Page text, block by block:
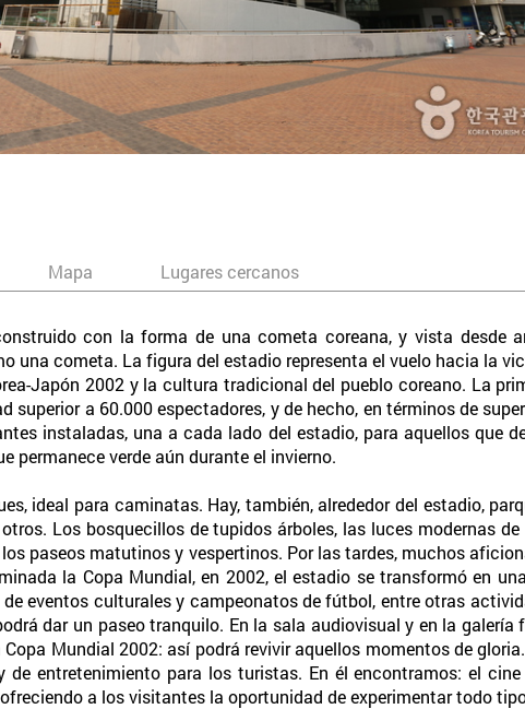
Mapa Lugares cercanos
con la forma de una cometa coreana, y vista desde
una cometa. La figura del estadio representa el vuelo hacia la
Japón 2002 y la cultura tradicional del pueblo coreano. La
superior a 60.000 espectadores, y de hecho, en términos de
instaladas, una a cada lado del estadio, para aquellos que
permanece verde aún durante el invierno.
ideal para caminatas. Hay, también, alrededor del estadio,
Los bosquecillos de tupidos árboles, las luces modernas
paseos matutinos y vespertinos. Por las tardes, muchos
la Copa Mundial, en 2002, el estadio se transformó en
eventos culturales y campeonatos de fútbol, entre otras
dar un paseo tranquilo. En la sala audiovisual y en la
Mundial 2002: así podrá revivir aquellos momentos de
entretenimiento para los turistas. En él encontramos: el
a los visitantes la oportunidad de experimentar todo